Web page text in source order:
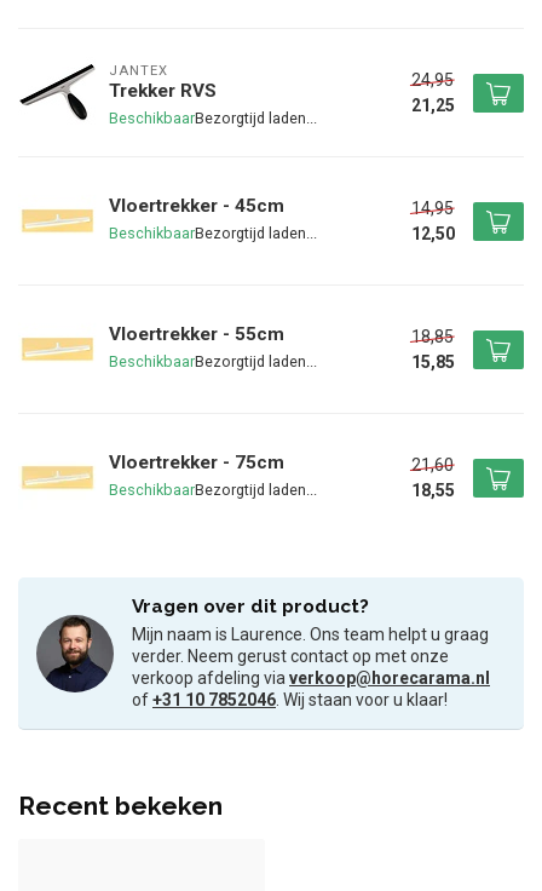
JANTEX
Trekker RVS
Beschikbaar
24,95
21,25
Vloertrekker - 45cm
Beschikbaar
14,95
12,50
Vloertrekker - 55cm
Beschikbaar
18,85
15,85
Vloertrekker - 75cm
Beschikbaar
21,60
18,55
Vragen over dit product?
Mijn naam is Laurence. Ons team helpt u graag
verder. Neem gerust contact op met onze
verkoop afdeling viaverkoop@horecarama.nl
of+31 10 7852046. Wij staan voor u klaar!
Recent bekeken